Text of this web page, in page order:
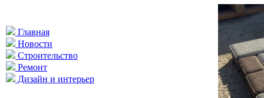
Главная
Новости
Строительство
Ремонт
Дизайн и интерьер